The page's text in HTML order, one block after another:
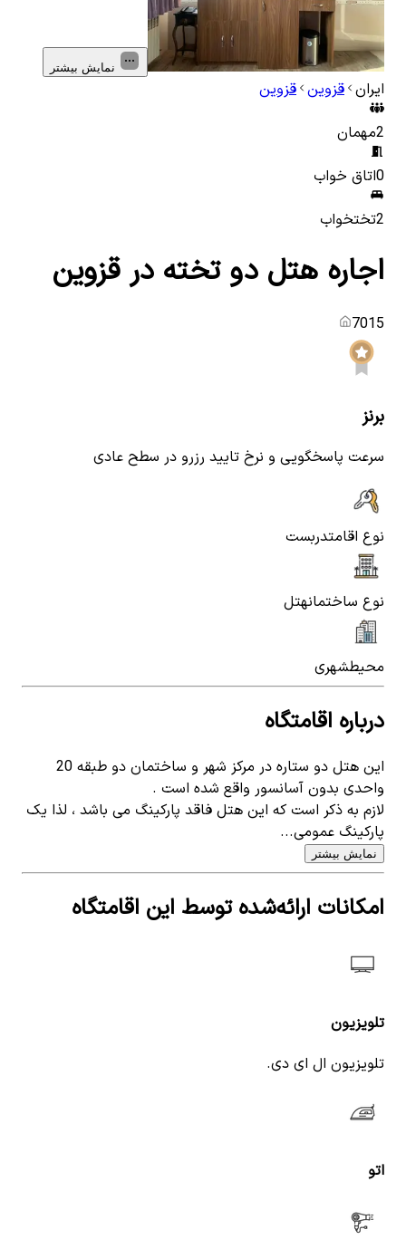
نمایش بیشتر
ایران قزوین قزوین
2مهمان
0اتاق خواب
2تختخواب
اجاره هتل دو تخته در قزوین
7015
برنز
سرعت پاسخگویی و نرخ تایید رزرو در سطح عادی
نوع اقامتدربست
نوع ساختمانهتل
محیطشهری
درباره اقامتگاه
این هتل دو ستاره در مرکز شهر و ساختمان دو طبقه 20
واحدی بدون آسانسور واقع شده است .
لازم به ذکر است که این هتل فاقد پارکینگ می باشد ، لذا یک
پارکینگ عمومی...
نمایش بیشتر
امکانات ارائه‌شده توسط این اقامتگاه
تلویزیون
تلویزیون ال ای دی.
اتو